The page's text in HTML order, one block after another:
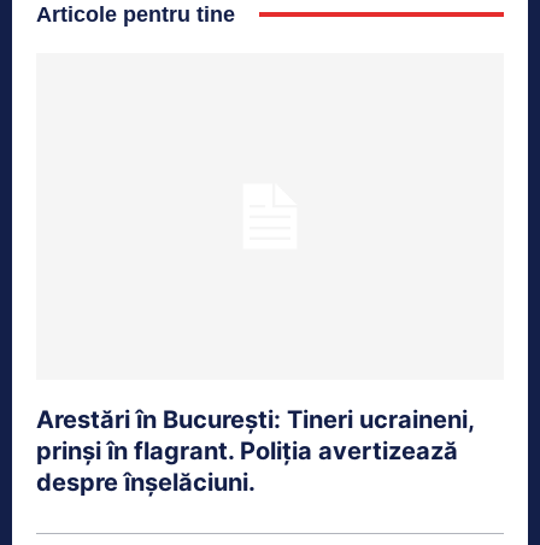
Articole pentru tine
Arestări în București: Tineri ucraineni,
prinși în flagrant. Poliția avertizează
despre înșelăciuni.